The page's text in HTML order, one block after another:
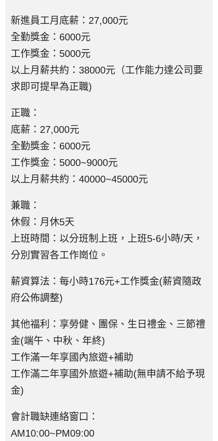
新進員工月底薪：27,000元
全勤獎金：6000元
工作獎金：5000元
以上月薪共約：38000元（工作能力達公司要
求即可提早為正職)
正職：
底薪：27,000元
全勤獎金：6000元
工作獎金：5000~9000元
以上月薪共約：40000~45000元
兼職：
休假：月休5天
上班時間：以分班制上班，上班5-6小時/天，
分別實習各工作崗位。
薪資算法：每小時176元+工作獎金(薪資隨政
府公佈調整)
其他福利：享勞健、團保、生日禮金、三節禮
金(端午、中秋、年終)
工作滿一年享國內旅遊+補助
工作滿二年享國外旅遊+補助(無申請不給予現
金)
會計職缺連絡窗口：
AM10:00~PM09:00